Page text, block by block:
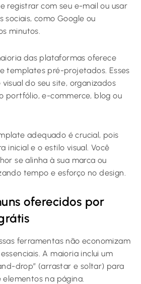
registrar com seu e-mail ou usar
sociais, como Google ou
minutos.
das plataformas oferece
templates pré-projetados. Esses
do seu site, organizados
portfólio, e-commerce, blog ou
adequado é crucial, pois
inicial e o estilo visual. Você
se alinha à sua marca ou
tempo e esforço no design.
oferecidos por
ferramentas não economizam
A maioria inclui um
drop” (arrastar e soltar) para
na página.